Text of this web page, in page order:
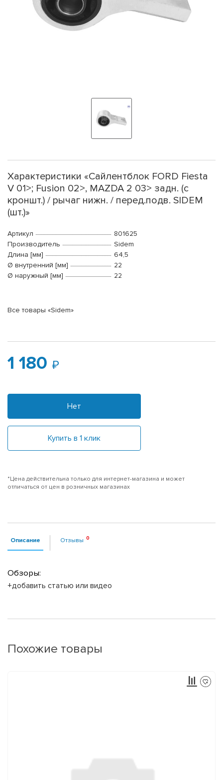
Характеристики «Сайлентблок FORD Fiesta
V 01>; Fusion 02>, MAZDA 2 03> задн. (с
кроншт.) / рычаг нижн. / перед.подв. SIDEM
(шт.)»
Артикул
801625
Производитель
Sidem
Длина [мм]
64,5
Ø внутренний [мм]
22
Ø наружный [мм]
22
Все товары «Sidem»
1 180
Нет
Купить в 1 клик
*Цена действительна только для интернет-магазина и может
отличаться от цен в розничных магазинах
Описание Отзывы
Обзоры:
+добавить статью или видео
Похожие товары